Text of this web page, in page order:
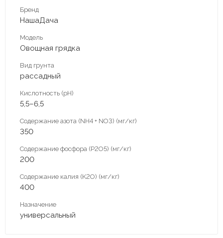
Бренд
НашаДача
Модель
Овощная грядка
Вид грунта
рассадный
Кислотность (pH)
5,5–6,5
Содержание азота (NH4 + NO3) (мг/кг)
350
Содержание фосфора (P2O5) (мг/кг)
200
Содержание калия (K2O) (мг/кг)
400
Назначение
универсальный